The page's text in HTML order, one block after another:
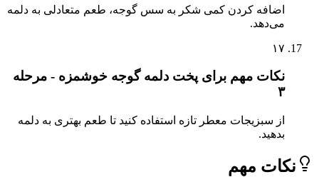
اضافه کردن کمی شکر به سس گوجه، طعم متعادلی به دلمه
نکات مهم برای پخت دلمه گوجه خوشمزه - مرحله
از سبزیجات معطر تازه استفاده کنید تا طعم بهتری به دلمه
مهم